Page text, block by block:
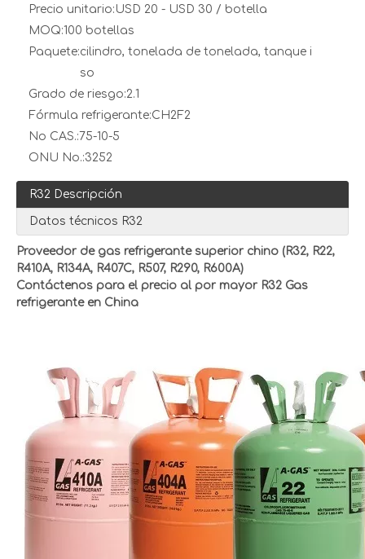
Precio unitario: USD 20 - USD 30 / botella
MOQ:100 botellas
Paquete:cilindro, tonelada de tonelada, tanque i
so
Grado de riesgo:2.1
Fórmula refrigerante:CH2F2
No CAS.:75-10-5
ONU No.:3252
R32 Descripción
Datos técnicos R32
Proveedor de gas refrigerante superior chino (R32, R22,
R410A, R134A, R407C, R507, R290, R600A)
Contáctenos para el precio al por mayor R32 Gas
refrigerante en China